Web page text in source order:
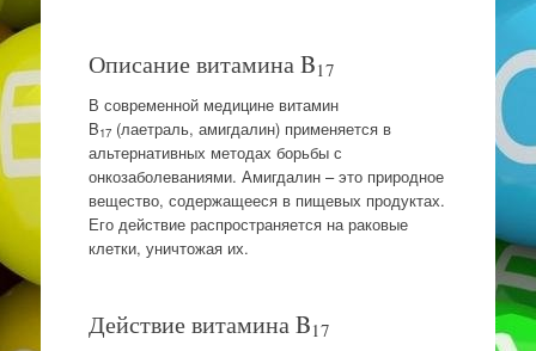
Описание витамина B17
В современной медицине витамин
B17(лаетраль, амигдалин) применяется в
альтернативных методах борьбы с
онкозаболеваниями. Амигдалин – это природное
вещество, содержащееся в пищевых продуктах.
Его действие распространяется на раковые
клетки, уничтожая их.
Действие витамина B17